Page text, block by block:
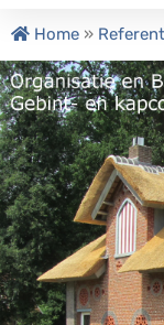
Home »